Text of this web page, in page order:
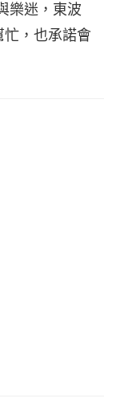
樂迷，東波
忙，也承諾會